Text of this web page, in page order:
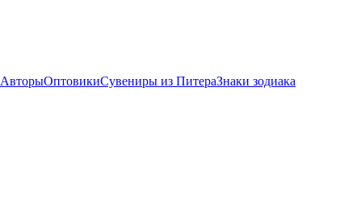
АвторыОптовикиСувениры из ПитераЗнаки зодиака